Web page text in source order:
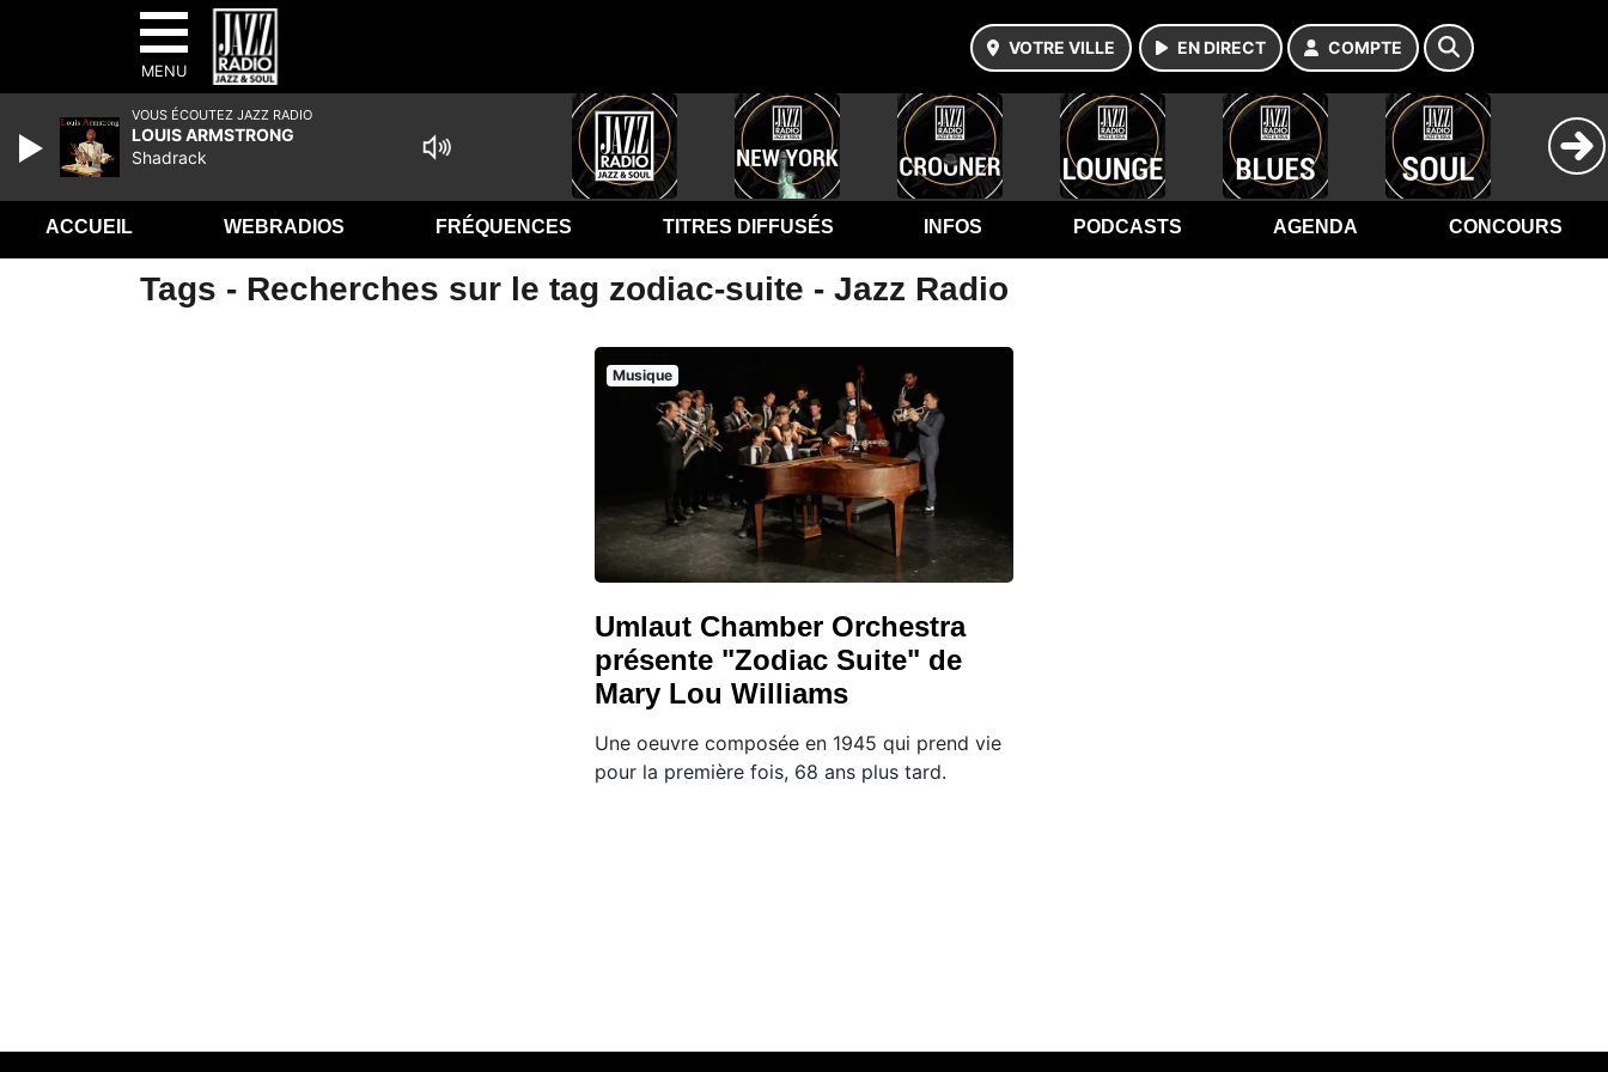
MENU
VOTRE VILLE EN DIRECT COMPTE
ACCUEIL WEBRADIOS FRÉQUENCES TITRES DIFFUSÉS INFOS PODCASTS AGENDA CONCOURS
Tags - Recherches sur le tag zodiac-suite - Jazz Radio
Musique
Umlaut Chamber Orchestra
présente "Zodiac Suite" de
Mary Lou Williams
Une oeuvre composée en 1945 qui prend vie
pour la première fois, 68 ans plus tard.
VOUS ÉCOUTEZ JAZZ RADIO
LOUIS ARMSTRONG
Shadrack